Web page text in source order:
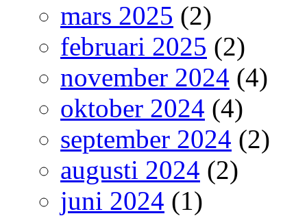
mars 2025 (2)
februari 2025 (2)
november 2024 (4)
oktober 2024 (4)
september 2024 (2)
augusti 2024 (2)
juni 2024 (1)